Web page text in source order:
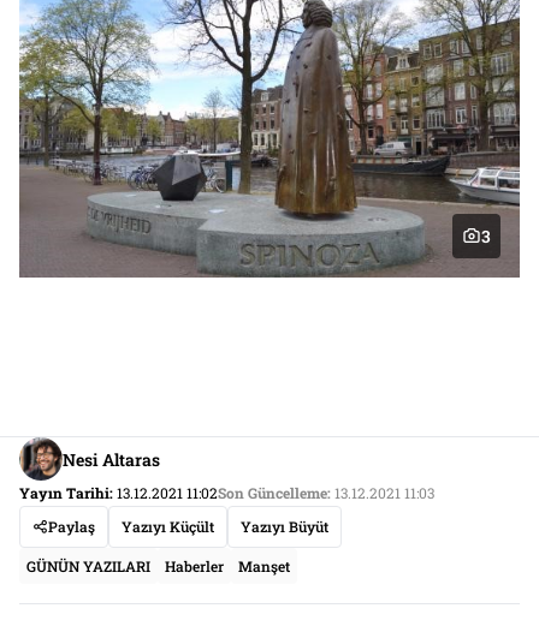
3
Nesi Altaras
Yayın Tarihi:13.12.2021 11:02Son Güncelleme:13.12.2021 11:03
Paylaş
Yazıyı Küçült Yazıyı Büyüt
GÜNÜN YAZILARI Haberler Manşet